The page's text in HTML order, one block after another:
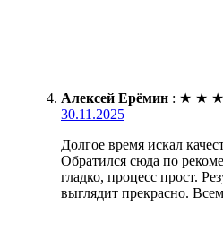
Алексей Ерёмин : ★ ★ ★
30.11.2025
Долгое время искал
Обратился сюда по
гладко, процесс прост.
выглядит прекрасно.